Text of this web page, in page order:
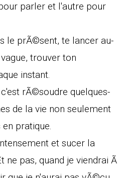
parler et l'autre pour
le prÃ©sent, te lancer au-
trouver ton
instant.
rÃ©soudre quelques-
de la vie non seulement
pratique.
et sucer la
ne pas, quand je viendrai Ã